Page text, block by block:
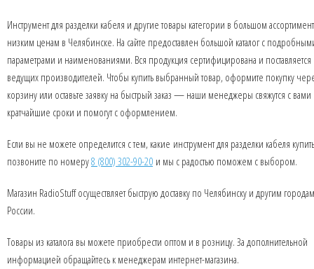
Инструмент для разделки кабеля и другие товары категории в большом
низким ценам в Челябинске. На сайте предоставлен большой каталог с
параметрами и наименованиями. Вся продукция сертифицирована и поставляется
ведущих производителей. Чтобы купить выбранный товар, оформите покупку
корзину или оставьте заявку на быстрый заказ — наши менеджеры свяжутся с вами
кратчайшие сроки и помогут с оформлением.
Если вы не можете определится с тем, какие инструмент для разделки кабеля
позвоните по номеру8 (800) 302-90-20 и мы с радостью поможем с выбором.
Магазин RadioStuff осуществляет быструю доставку по Челябинску и другим городам
России.
Товары из каталога вы можете приобрести оптом и в розницу. За дополнительной
информацией обращайтесь к менеджерам интернет-магазина.